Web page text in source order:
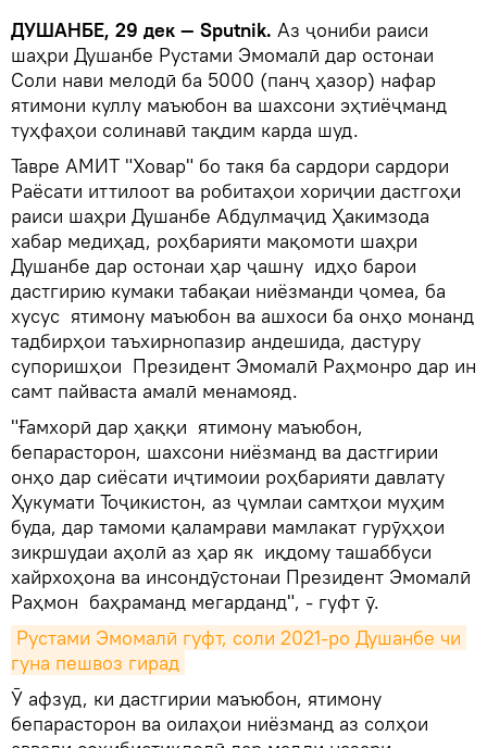
ДУШАНБЕ, 29 дек — Sputnik. Аз ҷониби раиси
шаҳри Душанбе Рустами Эмомалӣ дар остонаи
Соли нави мелодӣ ба 5000 (панҷ ҳазор) нафар
ятимони куллу маъюбон ва шахсони эҳтиёҷманд
туҳфаҳои солинавӣ тақдим карда шуд.
Тавре АМИТ "Ховар" бо такя ба сардори сардори
Раёсати иттилоот ва робитаҳои хориҷии дастгоҳи
раиси шаҳри Душанбе Абдулмаҷид Ҳакимзода
хабар медиҳад, роҳбарияти мақомоти шаҳри
Душанбе дар остонаи ҳар ҷашну идҳо барои
дастгирию кумаки табақаи ниёзманди ҷомеа, ба
хусус ятимону маъюбон ва ашхоси ба онҳо монанд
тадбирҳои таъхирнопазир андешида, дастуру
супоришҳои Президент Эмомалӣ Раҳмонро дар ин
самт пайваста амалӣ менамояд.
"Ғамхорӣ дар ҳаққи ятимону маъюбон,
бепарасторон, шахсони ниёзманд ва дастгирии
онҳо дар сиёсати иҷтимоии роҳбарияти давлату
Ҳукумати Тоҷикистон, аз ҷумлаи самтҳои муҳим
буда, дар тамоми қаламрави мамлакат гурӯҳҳои
зикршудаи аҳолӣ аз ҳар як иқдому ташаббуси
хайрхоҳона ва инсондӯстонаи Президент Эмомалӣ
Раҳмон баҳраманд мегарданд", - гуфт ӯ.
Рустами Эмомалӣ гуфт, соли 2021-ро Душанбе чи
гуна пешвоз гирад
Ӯ афзуд, ки дастгирии маъюбон, ятимону
бепарасторон ва оилаҳои ниёзманд аз солҳои